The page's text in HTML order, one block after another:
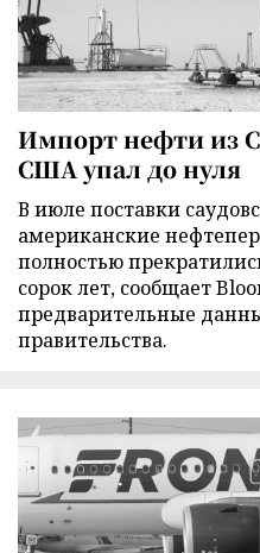
Импорт нефти из
США упал до нуля
В июле поставки
американские
полностью
сорок лет, сообщает
предварительные
правительства.